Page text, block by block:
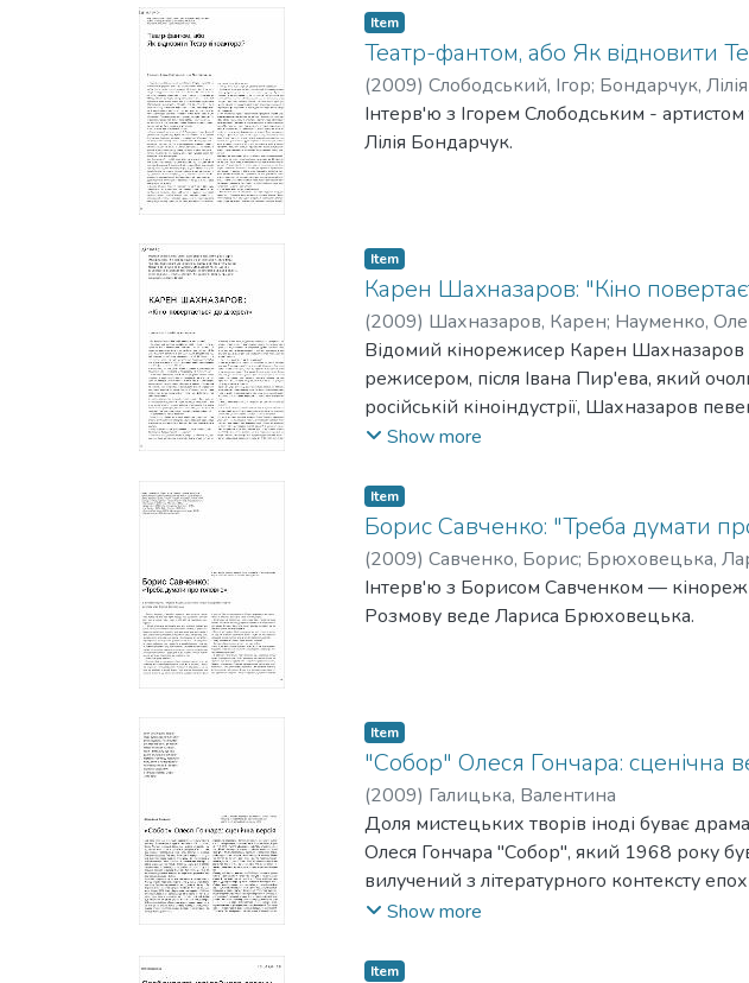
Item
Театр-фантом, або Як відновити
(2009) Слободський, Ігор; Бондарчук, Лілія
Інтерв'ю з Ігорем Слободським -
Лілія Бондарчук.
Item
Карен Шахназаров: "Кіно
(2009) Шахназаров, Карен; Науменко,
Відомий кінорежисер Карен Шахназаров
режисером, після Івана Пир'ева, який
російській кіноіндустрії, Шахназаров
поринає в стихію, з якої виникло, -
Show more
Item
Борис Савченко: "Треба думати
(2009) Савченко, Борис; Брюховецька,
Інтерв'ю з Борисом Савченком —
Розмову веде Лариса Брюховецька.
Item
"Собор" Олеся Гончара: сценічна
(2009) Галицька, Валентина
Доля мистецьких творів іноді буває
Олеся Гончара "Собор", який 1968 року
вилучений з літературного контексту
Цей твір і його автор стали знаковими
поселення Зачіплянки, прототипом якої
Show more
Item